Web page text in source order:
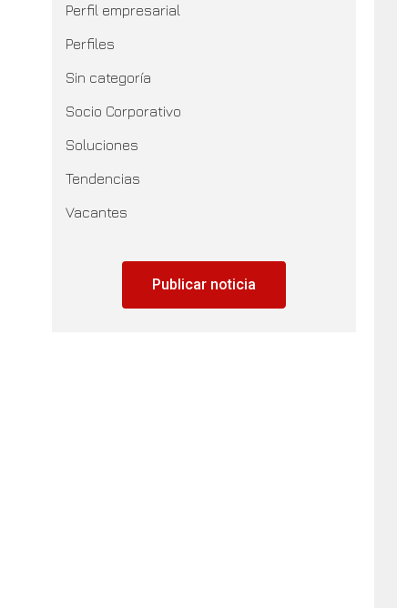
Perfil empresarial
Perfiles
Sin categoría
Socio Corporativo
Soluciones
Tendencias
Vacantes
Publicar noticia